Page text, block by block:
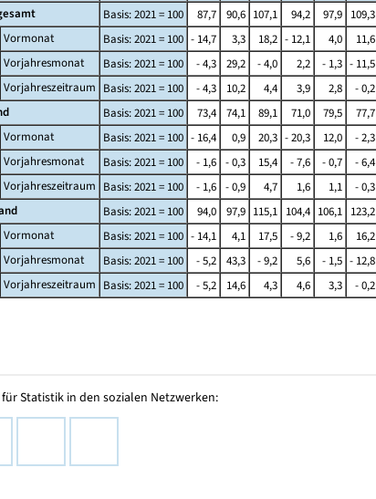
Basis: 2021 = 100 87,7 90,6 107,1 94,2 97,9 109,3
Vormonat Basis: 2021 = 100 - 14,7 3,3 18,2 - 12,1 4,0 11,6
Vorjahresmonat
Basis: 2021 = 100 - 4,3 29,2 - 4,0 2,2 - 1,3 - 11,5
Vorjahreszeitraum Basis: 2021 = 100 - 4,3 10,2 4,4 3,9 2,8 - 0,2
Basis: 2021 = 100 73,4 74,1 89,1 71,0 79,5 77,7
Vormonat Basis: 2021 = 100 - 16,4 0,9 20,3 - 20,3 12,0 - 2,3
Vorjahresmonat
Basis: 2021 = 100 - 1,6 - 0,3 15,4 - 7,6 - 0,7 - 6,4
Vorjahreszeitraum Basis: 2021 = 100 - 1,6 - 0,9 4,7 1,6 1,1 - 0,3
Basis: 2021 = 100 94,0 97,9 115,1 104,4 106,1 123,2
Vormonat Basis: 2021 = 100 - 14,1 4,1 17,5 - 9,2 1,6 16,2
Vorjahresmonat
Basis: 2021 = 100 - 5,2 43,3 - 9,2 5,6 - 1,5 - 12,8
Vorjahreszeitraum Basis: 2021 = 100 - 5,2 14,6 4,3 4,6 3,3 - 0,2
Statistik in den sozialen Netzwerken: